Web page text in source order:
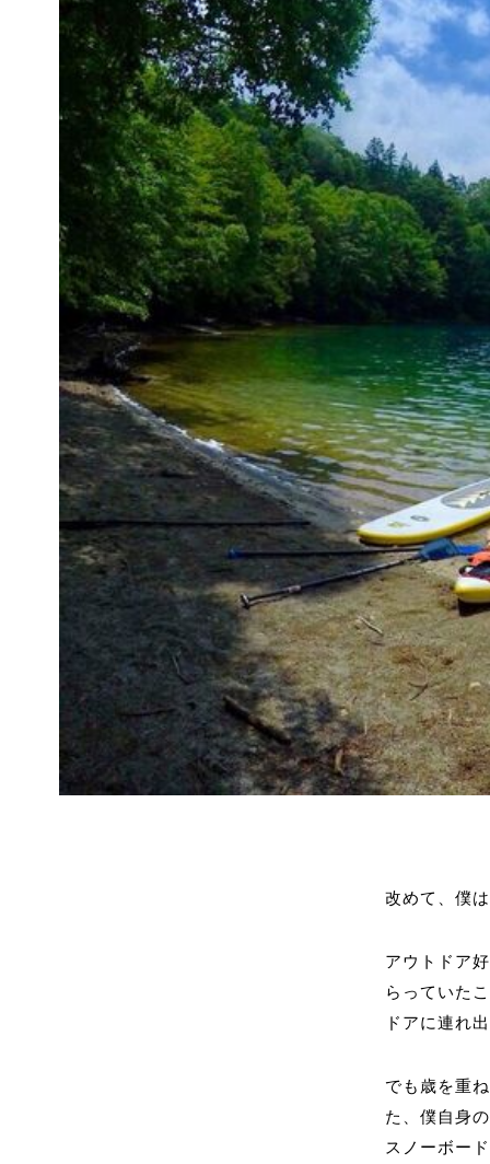
改めて、僕
アウトドア
らっていた
ドアに連れ
でも歳を重
た、僕自身
スノーボー